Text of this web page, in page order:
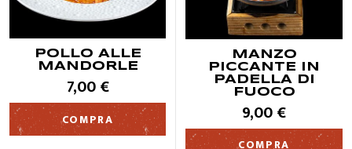
POLLO ALLE
MANDORLE
7,00 €
COMPRA
MANZO
PICCANTE IN
PADELLA DI
FUOCO
9,00 €
COMPRA